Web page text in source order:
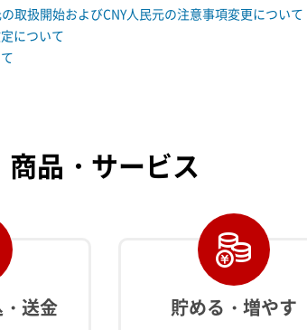
の取扱開始およびCNY人民元の注意事項変更について
について
商品・サービス
送金 貯める・増やす